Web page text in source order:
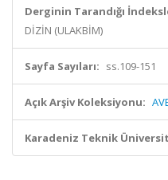
Derginin Tarandığı
DİZİN (ULAKBİM)
Sayfa Sayıları: ss.109-151
Açık Arşiv Koleksiyonu:
Karadeniz Teknik